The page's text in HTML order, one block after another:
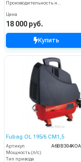
Производительность на выходе (л/мин)
Цена
18 000 руб.
Купить
Fubag OL 195/6 CM1,5
Артикул
Мощность (л/с)
Тип привода